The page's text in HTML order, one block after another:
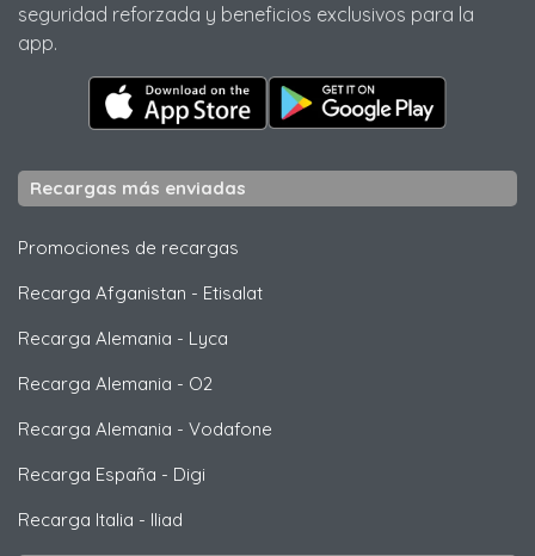
seguridad reforzada y beneficios exclusivos para la
app.
Recargas más enviadas
Promociones de recargas
Recarga Afganistan - Etisalat
Recarga Alemania - Lyca
Recarga Alemania - O2
Recarga Alemania - Vodafone
Recarga España - Digi
Recarga Italia - Iliad